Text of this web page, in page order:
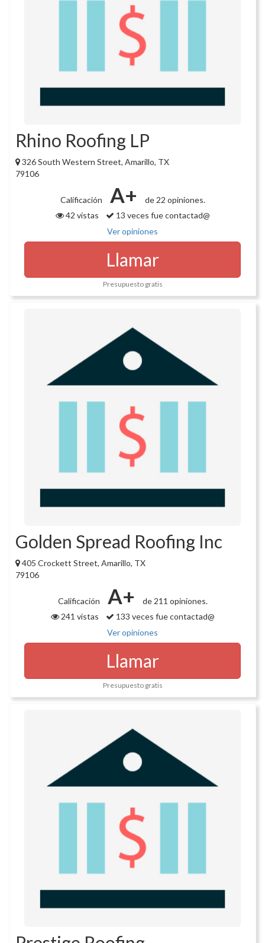
Rhino Roofing LP
326 South Western Street, Amarillo, TX
79106
Calificación A+
de 22 opiniones.
42 vistas
13 veces fue contactad@
Ver opiniones
Llamar
Presupuesto gratis
Golden Spread Roofing Inc
405 Crockett Street, Amarillo, TX
79106
Calificación A+
de 211 opiniones.
241 vistas
133 veces fue contactad@
Ver opiniones
Llamar
Presupuesto gratis